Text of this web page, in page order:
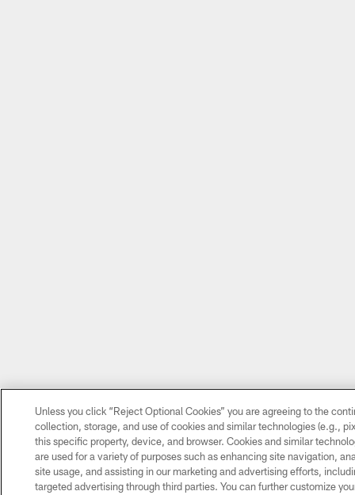
Unless you click “Reject Optional Cookies” you are agreeing to the
collection, storage, and use of cookies and similar technologies (e.g.,
this specific property, device, and browser. Cookies and similar
are used for a variety of purposes such as enhancing site navigation,
site usage, and assisting in our marketing and advertising efforts,
targeted advertising through third parties. You can further customize